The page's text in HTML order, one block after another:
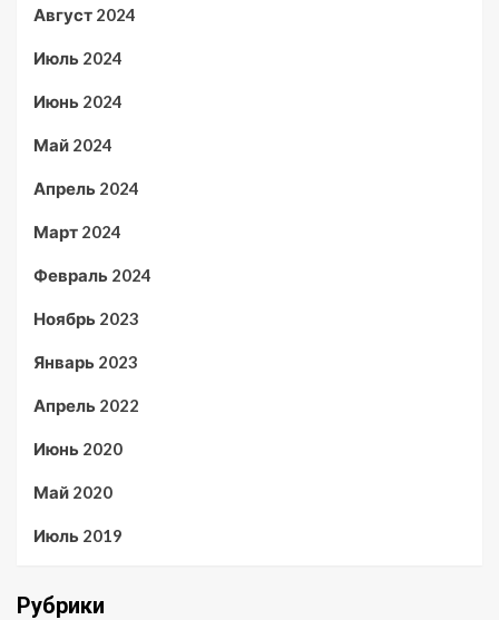
Август 2024
Июль 2024
Июнь 2024
Май 2024
Апрель 2024
Март 2024
Февраль 2024
Ноябрь 2023
Январь 2023
Апрель 2022
Июнь 2020
Май 2020
Июль 2019
Рубрики